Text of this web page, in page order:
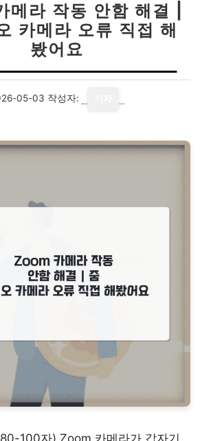
메라 작동 안함 해결 |
카메라 오류 직접 해
봤어요
05-03 작성자:
100자) Zoom 카메라가 갑자기